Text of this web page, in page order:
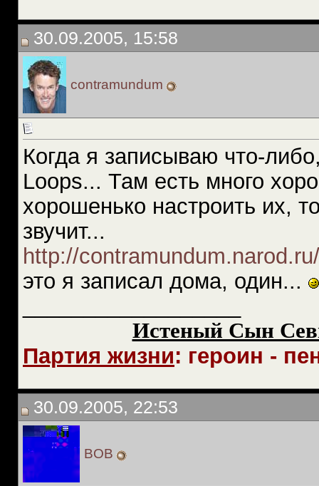
30.09.2005, 15:58
contramundum
Когда я записываю что-
Loops... Там есть много
хорошенько настроить их,
звучит...
http://
это я записал дома, один...
Истеный Сын
Партия жизни: героин -
30.09.2005, 22:53
BOB